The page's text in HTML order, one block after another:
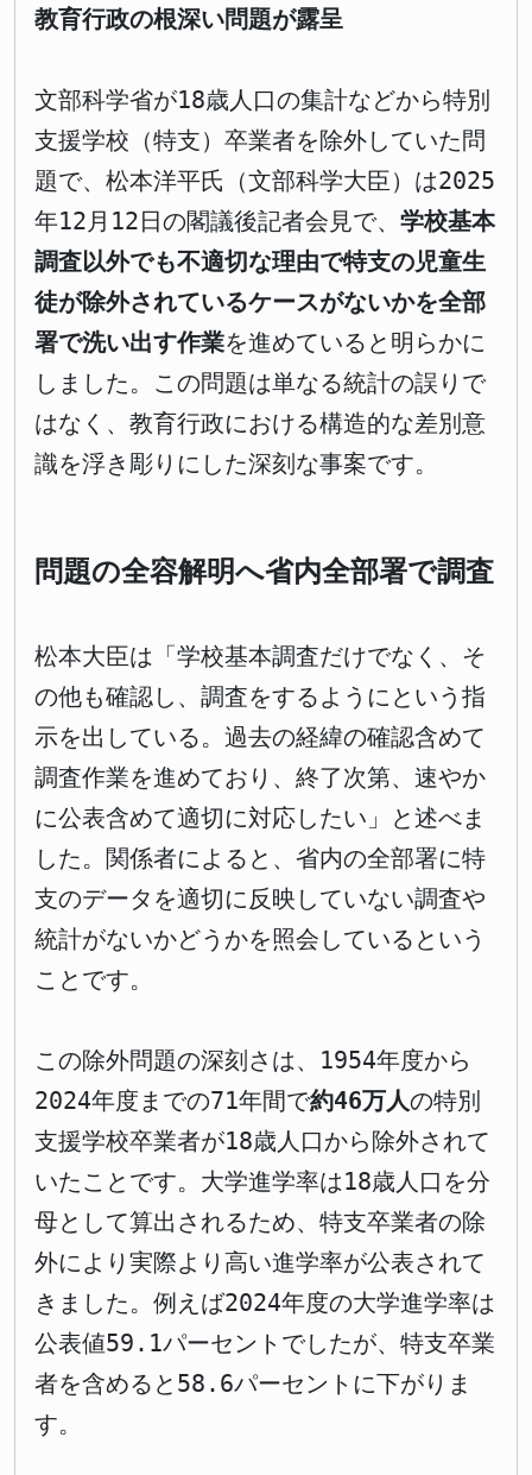
教育行政の根深い問題が露呈
文部科学省が18歳人口の集計などから特別
支援学校（特支）卒業者を除外していた問
題で、松本洋平氏（文部科学大臣）は2025
年12月12日の閣議後記者会見で、 学校基本
調査以外でも不適切な理由で特支の児童生
徒が除外されているケースがないかを全部
署で洗い出す作業を進めていると明らかに
しました。この問題は単なる統計の誤りで
はなく、教育行政における構造的な差別意
識を浮き彫りにした深刻な事案です。
問題の全容解明へ省内全部署で調査
松本大臣は「学校基本調査だけでなく、そ
の他も確認し、調査をするようにという指
示を出している。過去の経緯の確認含めて
調査作業を進めており、終了次第、速やか
に公表含めて適切に対応したい」と述べま
した。関係者によると、省内の全部署に特
支のデータを適切に反映していない調査や
統計がないかどうかを照会しているという
ことです。
この除外問題の深刻さは、1954年度から
2024年度までの71年間で約46万人の特別
支援学校卒業者が18歳人口から除外されて
いたことです。大学進学率は18歳人口を分
母として算出されるため、特支卒業者の除
外により実際より高い進学率が公表されて
きました。例えば2024年度の大学進学率は
公表値59.1パーセントでしたが、特支卒業
者を含めると58.6パーセントに下がりま
す。